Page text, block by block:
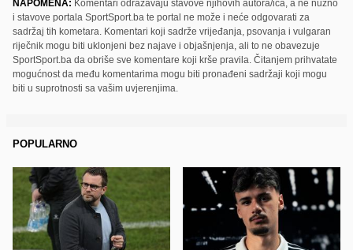
NAPOMENA: Komentari odražavaju stavove njihovih autora/ica, a ne nužno
i stavove portala SportSport.ba te portal ne može i neće odgovarati za
sadržaj tih kometara. Komentari koji sadrže vrijeđanja, psovanja i vulgaran
riječnik mogu biti uklonjeni bez najave i objašnjenja, ali to ne obavezuje
SportSport.ba da obriše sve komentare koji krše pravila. Čitanjem prihvatate
mogućnost da među komentarima mogu biti pronađeni sadržaji koji mogu
biti u suprotnosti sa vašim uvjerenjima.
POPULARNO